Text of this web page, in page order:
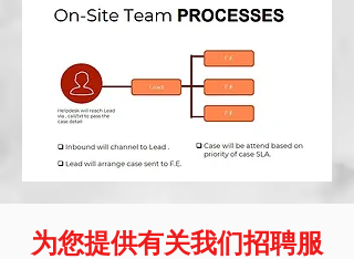
为您提供有关我们招聘服